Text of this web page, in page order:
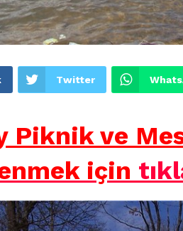
Twitter
Piknik ve
için